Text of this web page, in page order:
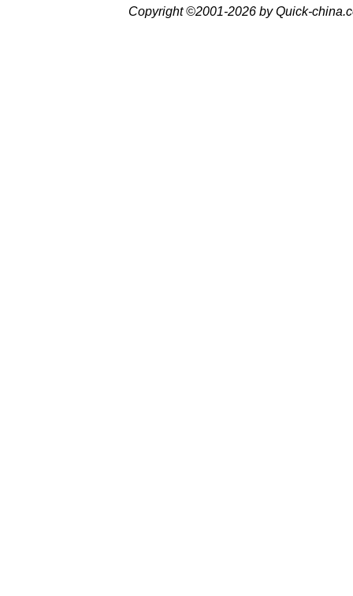
Copyright ©2001-2026 by Quick-